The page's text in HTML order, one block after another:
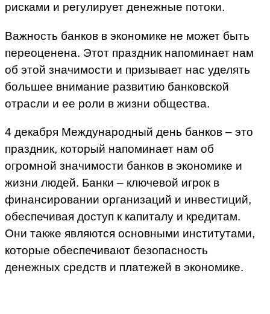
рисками и регулирует денежные потоки.
Важность банков в экономике не может быть
переоценена. Этот праздник напоминает нам
об этой значимости и призывает нас уделять
большее внимание развитию банковской
отрасли и ее роли в жизни общества.
4 декабря Международный день банков – это
праздник, который напоминает нам об
огромной значимости банков в экономике и
жизни людей. Банки – ключевой игрок в
финансировании организаций и инвестиций,
обеспечивая доступ к капиталу и кредитам.
Они также являются основными институтами,
которые обеспечивают безопасность
денежных средств и платежей в экономике.